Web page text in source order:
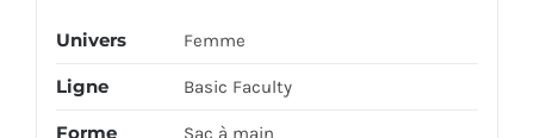
Univers Femme
Ligne Basic Faculty
Forme Sac à main